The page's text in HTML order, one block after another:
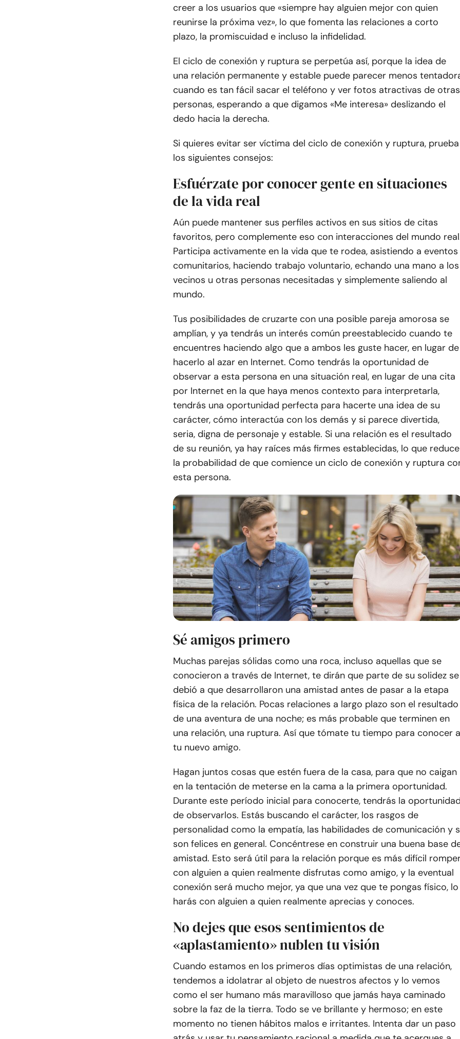
creer a los usuarios que «siempre hay alguien mejor con quien
reunirse la próxima vez», lo que fomenta las relaciones a corto
plazo, la promiscuidad e incluso la infidelidad.
El ciclo de conexión y ruptura se perpetúa así, porque la idea de
una relación permanente y estable puede parecer menos
cuando es tan fácil sacar el teléfono y ver fotos atractivas de otras
personas, esperando a que digamos «Me interesa» deslizando el
dedo hacia la derecha.
Si quieres evitar ser víctima del ciclo de conexión y ruptura, prueba
los siguientes consejos:
Esfuérzate por conocer gente en situaciones
de la vida real
Aún puede mantener sus perfiles activos en sus sitios de citas
favoritos, pero complemente eso con interacciones del mundo
Participa activamente en la vida que te rodea, asistiendo a eventos
comunitarios, haciendo trabajo voluntario, echando una mano a los
vecinos u otras personas necesitadas y simplemente saliendo al
mundo.
Tus posibilidades de cruzarte con una posible pareja amorosa se
amplían, y ya tendrás un interés común preestablecido cuando te
encuentres haciendo algo que a ambos les guste hacer, en lugar de
hacerlo al azar en Internet. Como tendrás la oportunidad de
observar a esta persona en una situación real, en lugar de una cita
por Internet en la que haya menos contexto para interpretarla,
tendrás una oportunidad perfecta para hacerte una idea de su
carácter, cómo interactúa con los demás y si parece divertida,
seria, digna de personaje y estable. Si una relación es el resultado
de su reunión, ya hay raíces más firmes establecidas, lo que reduce
la probabilidad de que comience un ciclo de conexión y ruptura
esta persona.
Sé amigos primero
Muchas parejas sólidas como una roca, incluso aquellas que se
conocieron a través de Internet, te dirán que parte de su solidez se
debió a que desarrollaron una amistad antes de pasar a la etapa
física de la relación. Pocas relaciones a largo plazo son el resultado
de una aventura de una noche; es más probable que terminen en
una relación, una ruptura. Así que tómate tu tiempo para conocer a
tu nuevo amigo.
Hagan juntos cosas que estén fuera de la casa, para que no caigan
en la tentación de meterse en la cama a la primera oportunidad.
Durante este período inicial para conocerte, tendrás la
de observarlos. Estás buscando el carácter, los rasgos de
personalidad como la empatía, las habilidades de comunicación y
son felices en general. Concéntrese en construir una buena base
amistad. Esto será útil para la relación porque es más difícil
con alguien a quien realmente disfrutas como amigo, y la eventual
conexión será mucho mejor, ya que una vez que te pongas físico, lo
harás con alguien a quien realmente aprecias y conoces.
No dejes que esos sentimientos de
«aplastamiento» nublen tu visión
Cuando estamos en los primeros días optimistas de una relación,
tendemos a idolatrar al objeto de nuestros afectos y lo vemos
como el ser humano más maravilloso que jamás haya caminado
sobre la faz de la tierra. Todo se ve brillante y hermoso; en este
momento no tienen hábitos malos e irritantes. Intenta dar un paso